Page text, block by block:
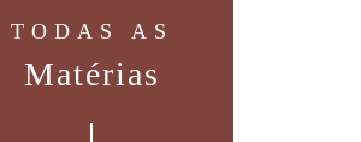
TODAS AS
Matérias